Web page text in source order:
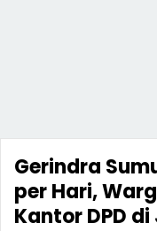
Gerindra
per Hari,
Kantor DPD